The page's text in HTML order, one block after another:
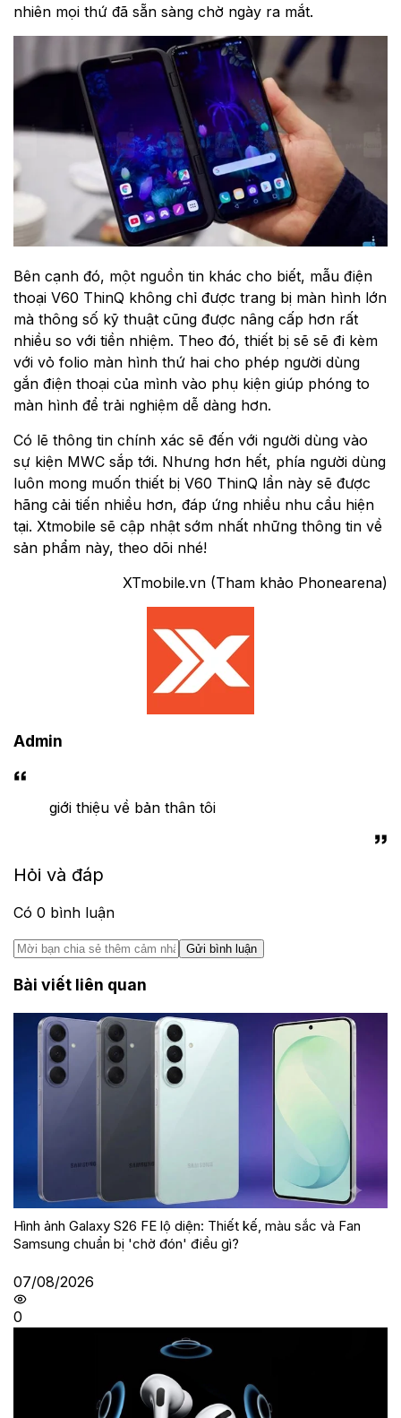
nhiên mọi thứ đã sẵn sàng chờ ngày ra mắt.
Bên cạnh đó, một nguồn tin khác cho biết, mẫu điện
thoại V60 ThinQ không chỉ được trang bị màn hình lớn
mà thông số kỹ thuật cũng được nâng cấp hơn rất
nhiều so với tiền nhiệm. Theo đó, thiết bị sẽ sẽ đi kèm
với vỏ folio màn hình thứ hai cho phép người dùng
gắn điện thoại của mình vào phụ kiện giúp phóng to
màn hình để trải nghiệm dễ dàng hơn.
Có lẽ thông tin chính xác sẽ đến với người dùng vào
sự kiện MWC sắp tới. Nhưng hơn hết, phía người dùng
luôn mong muốn thiết bị V60 ThinQ lần này sẽ được
hãng cải tiến nhiều hơn, đáp ứng nhiều nhu cầu hiện
tại. Xtmobile sẽ cập nhật sớm nhất những thông tin về
sản phẩm này, theo dõi nhé!
XTmobile.vn (Tham khảo Phonearena)
Admin
giới thiệu về bản thân tôi
Hỏi và đáp
Có 0 bình luận
Gửi bình luận
Bài viết liên quan
Hình ảnh Galaxy S26 FE lộ diện: Thiết kế, màu sắc và Fan
Samsung chuẩn bị 'chờ đón' điều gì?
07/08/2026
0